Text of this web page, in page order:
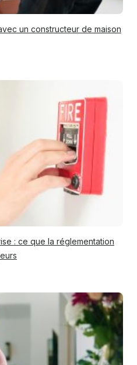
un constructeur de maison
: ce que la réglementation